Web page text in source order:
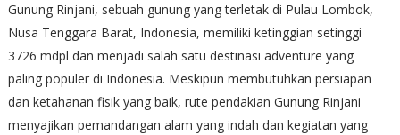
Gunung Rinjani, sebuah gunung yang terletak di Pulau Lombok,
Nusa Tenggara Barat, Indonesia, memiliki ketinggian setinggi
3726 mdpl dan menjadi salah satu destinasi adventure yang
paling populer di Indonesia. Meskipun membutuhkan persiapan
dan ketahanan fisik yang baik, rute pendakian Gunung Rinjani
menyajikan pemandangan alam yang indah dan kegiatan yang